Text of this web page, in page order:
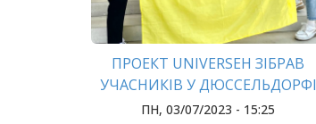
ПРОЕКТ UNIVERSEH ЗІБРАВ
УЧАСНИКІВ У ДЮССЕЛЬДОРФІ
ПН, 03/07/2023 - 15:25